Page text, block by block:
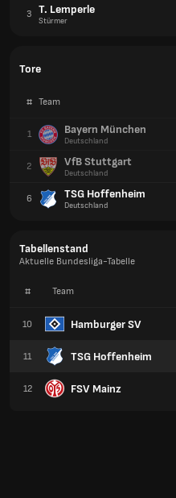
3 T. Lemperle
Stürmer
Tore
# Team
1 Bayern München
Deutschland
2 VfB Stuttgart
Deutschland
6 TSG Hoffenheim
Deutschland
Tabellenstand
Aktuelle Bundesliga-Tabelle
# Team
10 Hamburger SV
11 TSG Hoffenheim
12 FSV Mainz